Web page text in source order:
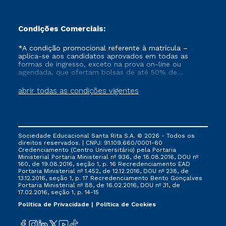
Condições Comerciais:
abrir todas as condições vigentes
*A condição promocional referente à matrícula –
aplica-se aos candidatos aprovados em todas as
formas de ingresso, exceto na prova on-line ou
agendada, que ofertam bolsas de até 50% de
que ainda não tenham efetivado e/ou não tenham
cancelado ou trancado sua matrícula em uma das
FIES, Prouni e outros programas governamentais, e
não se acumula com nenhuma outra campanha
ofertada pela Instituição.
Sociedade Educacional Santa Rita S.A. © 2026 - Todos os
direitos reservados. | CNPJ: 91.109.660/0001-60
Credenciamento (Centro Universitário) pela Portaria
Ministerial Portaria Ministerial nº 936, de 18.08.2016, DOU nº
160, de 19.08.2016, seção 1, p. 16 Recredenciamento EAD
Portaria Ministerial nº 1.452, de 12.12.2016, DOU nº 238, de
13.12.2016, seção 1, p. 17 Recredenciamento Bento Gonçalves
Portaria Ministerial nº 88, de 16.02.2016, DOU nº 31, de
17.02.2016, seção 1, p. 14-15
Política de Privacidade
Política de Cookies